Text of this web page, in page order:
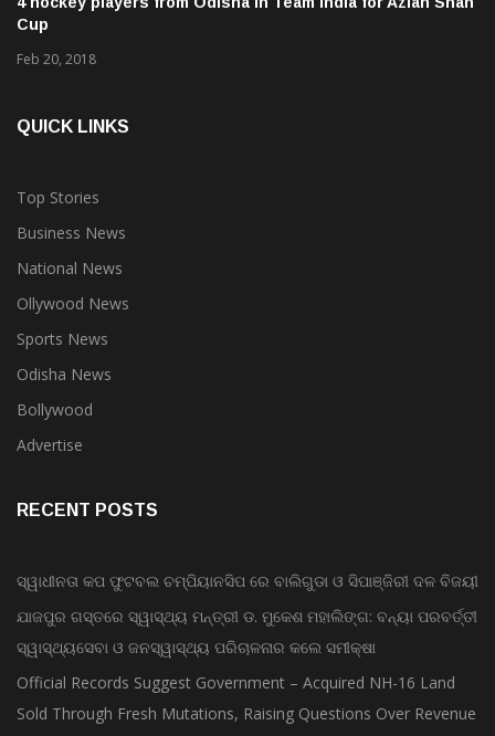
Cup
Feb 20, 2018
QUICK LINKS
Top Stories
Business News
National News
Ollywood News
Sports News
Odisha News
Bollywood
Advertise
RECENT POSTS
ସ୍ୱାଧୀନତା କପ ଫୁଟବଲ ଚମ୍ପିୟାନସିପ ରେ ବାଲିଗୁଡା ଓ ସିପାଞ୍ଜିରୀ ଦଳ ବିଜୟୀ
ଯାଜପୁର ଗସ୍ତରେ ସ୍ୱାସ୍ଥ୍ୟ ମନ୍ତ୍ରୀ ଡ. ମୁକେଶ ମହାଲିଙ୍ଗ: ବନ୍ୟା ପରବର୍ତ୍ତୀ
ସ୍ୱାସ୍ଥ୍ୟସେବା ଓ ଜନସ୍ୱାସ୍ଥ୍ୟ ପରିଚାଳନାର କଲେ ସମୀକ୍ଷା
Official Records Suggest Government – Acquired NH-16 Land
Sold Through Fresh Mutations, Raising Questions Over Revenue